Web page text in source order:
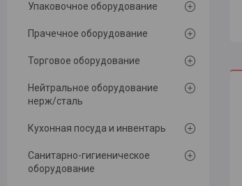
Упаковочное оборудование
Прачечное оборудование
Торговое оборудование
Нейтральное оборудование
нерж/сталь
Кухонная посуда и инвентарь
Санитарно-гигиеническое
оборудование